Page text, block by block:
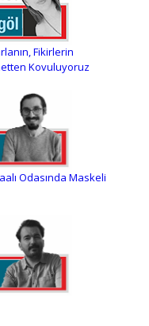
Fikirlerin
Kovuluyoruz
Odasında Maskeli